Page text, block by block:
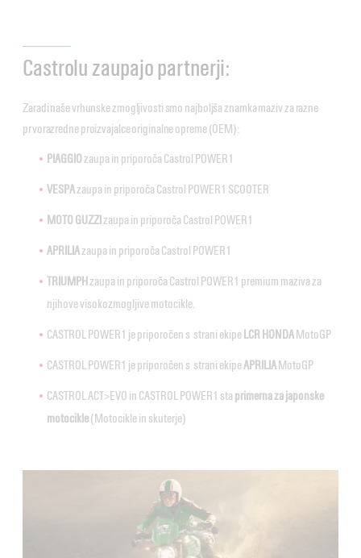
Castrolu zaupajo partnerji:
Zaradi naše vrhunske zmogljivosti smo najboljša znamka maziv za razne
prvorazredne proizvajalce originalne opreme (OEM):
PIAGGIO zaupa in priporoča Castrol POWER1
VESPAzaupa in priporoča Castrol POWER1 SCOOTER
MOTO GUZZI zaupa in priporoča Castrol POWER1
APRILIAzaupa in priporoča Castrol POWER1
TRIUMPH zaupa in priporoča Castrol POWER1 premium maziva za
njihove visokozmogljive motocikle.
CASTROL POWER1 je priporočen s strani ekipe LCR HONDAMotoGP
CASTROL POWER1 je priporočen s strani ekipeAPRILIAMotoGP
CASTROL ACT>EVO in CASTROL POWER1 sta primerna za japonske
motocikle(Motocikle in skuterje)